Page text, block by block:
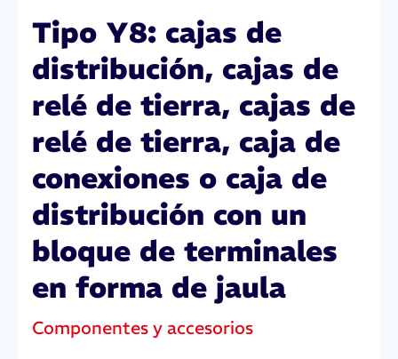
Tipo Y8: cajas de
distribución, cajas de
relé de tierra, cajas de
relé de tierra, caja de
conexiones o caja de
distribución con un
bloque de terminales
en forma de jaula
Componentes y accesorios